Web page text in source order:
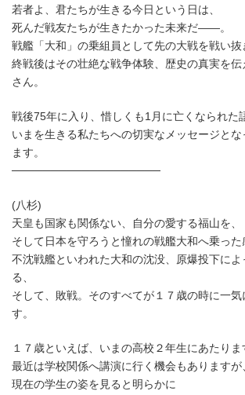
若者よ、君たちが生きる今日という日は、
死んだ戦友たちが生きたかった未来だ——。
戦艦「大和」の乗組員として先の大戦を戦い抜
終戦後はその壮絶な戦争体験、歴史の真実を
さん。
戦後75年に入り、惜しくも1月に亡くなられた
いまを生きる私たちへの切実なメッセージとな
ます。
───────────────────
(八杉)
天皇も国家も関係ない、自分の愛する福山を、
そして日本を守ろうと憧れの戦艦大和へ乗った
不沈戦艦といわれた大和の沈没、原爆投下によ
る、
そして、敗戦。そのすべてが１７歳の時に一
す。
１７歳といえば、いまの高校２年生にあたりま
最近は学校関係へ講演に行く機会もありますが
現在の学生の姿を見ると明らかに